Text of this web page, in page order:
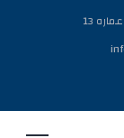
13